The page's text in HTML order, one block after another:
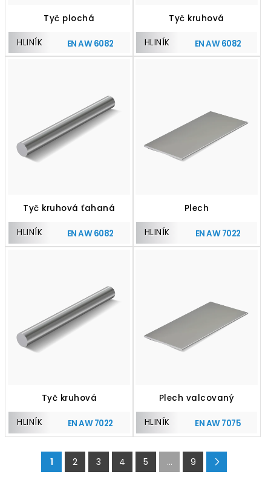
Tyč plochá
HLINÍK EN AW 6082
Tyč kruhová
HLINÍK EN AW 6082
Tyč kruhová ťahaná
HLINÍK EN AW 6082
Plech
HLINÍK EN AW 7022
Tyč kruhová
HLINÍK EN AW 7022
Plech valcovaný
HLINÍK EN AW 7075
1 2 3 4 5 ... 9